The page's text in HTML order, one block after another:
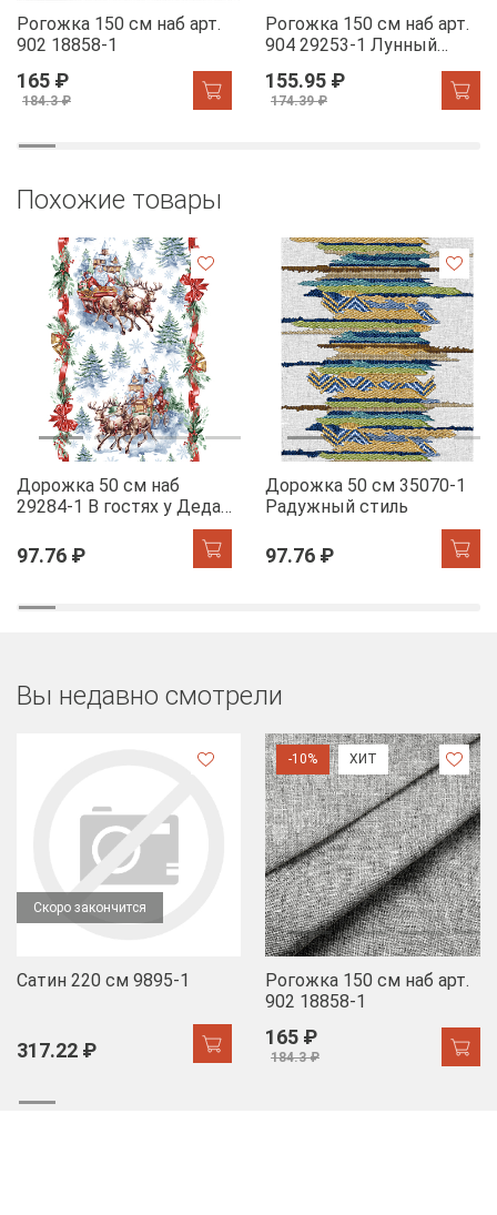
Рогожка 150 см наб арт.
902 18858-1
165 ₽
184.3 ₽
Рогожка 150 см наб арт.
904 29253-1 Лунный
155.95 ₽
174.39 ₽
Похожие товары
Дорожка 50 см наб
29284-1 В гостях у Деда
97.76 ₽
Дорожка 50 см 35070-1
Радужный стиль
97.76 ₽
Вы недавно смотрели
Скоро закончится
Сатин 220 см 9895-1
317.22 ₽
-10% ХИТ
Рогожка 150 см наб арт.
902 18858-1
165 ₽
184.3 ₽